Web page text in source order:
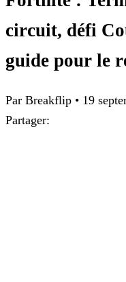
circuit, défi
guide pour le
Par Breakflip • 19
Partager: